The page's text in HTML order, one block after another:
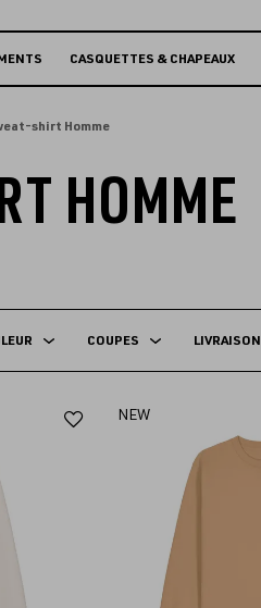
CASQUETTES & CHAPEAUX
shirt Homme
HOMME
COUPES LIVRAISON
Ajouter
NEW